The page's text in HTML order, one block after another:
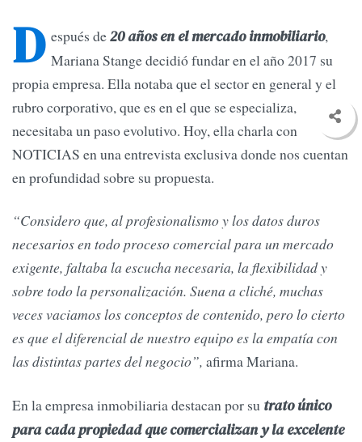
D espués de20 años en el mercado inmobiliario,
Mariana Stange decidió fundar en el año 2017 su
propia empresa. Ella notaba que el sector en general y el
rubro corporativo, que es en el que se especializa,
necesitaba un paso evolutivo. Hoy, ella charla con
NOTICIAS en una entrevista exclusiva donde nos cuentan
en profundidad sobre su propuesta.
“Considero que, al profesionalismo y los datos duros
necesarios en todo proceso comercial para un mercado
exigente, faltaba la escucha necesaria, la flexibilidad y
sobre todo la personalización. Suena a cliché, muchas
veces vaciamos los conceptos de contenido, pero lo cierto
es que el diferencial de nuestro equipo es la empatía con
las distintas partes del negocio”, afirma Mariana.
En la empresa inmobiliaria destacan por su trato único
para cada propiedad que comercializan y la excelente